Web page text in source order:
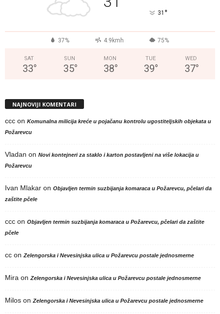
31 °
37% 4.9kmh 75%
SAT
33°
SUN
35°
MON
38°
TUE
39°
WED
37°
NAJNOVIJI KOMENTARI
ccc on Komunalna milicija kreće u pojačanu kontrolu ugostiteljskih objekata u
Požarevcu
Vladan on Novi kontejneri za staklo i karton postavljeni na više lokacija u
Požarevcu
Ivan Mlakar on Objavljen termin suzbijanja komaraca u Požarevcu, pčelari da
zaštite pčele
ccc on Objavljen termin suzbijanja komaraca u Požarevcu, pčelari da zaštite
pčele
cc on Zelengorska i Nevesinjska ulica u Požarevcu postale jednosmerne
Mira on Zelengorska i Nevesinjska ulica u Požarevcu postale jednosmerne
Milos on Zelengorska i Nevesinjska ulica u Požarevcu postale jednosmerne